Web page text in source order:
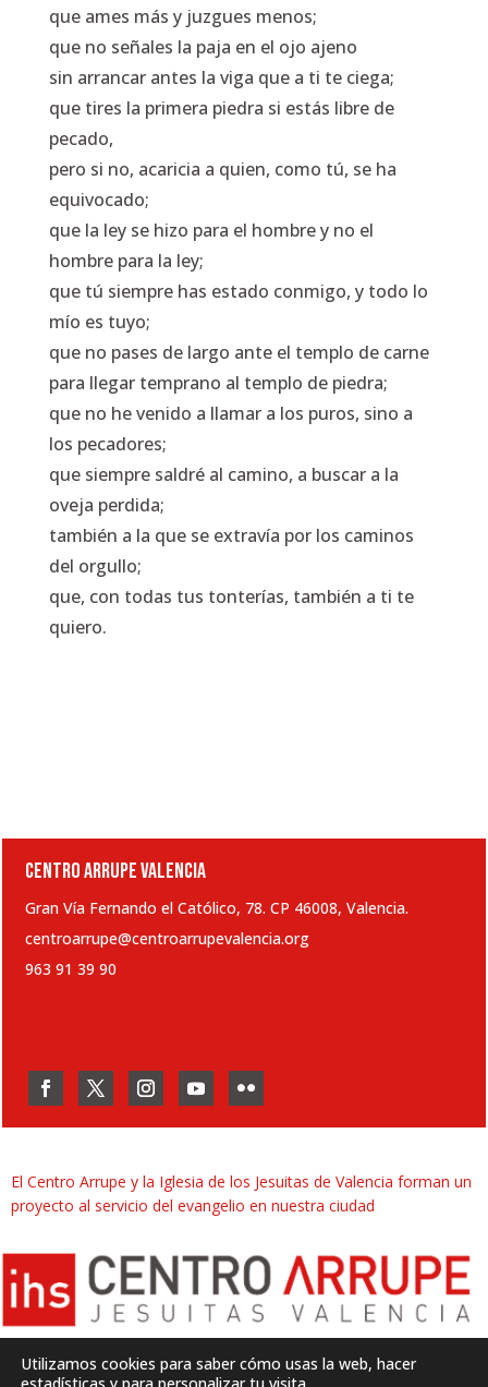
que ames más y juzgues menos;
que no señales la paja en el ojo ajeno
sin arrancar antes la viga que a ti te ciega;
que tires la primera piedra si estás libre de
pecado,
pero si no, acaricia a quien, como tú, se ha
equivocado;
que la ley se hizo para el hombre y no el
hombre para la ley;
que tú siempre has estado conmigo, y todo lo
mío es tuyo;
que no pases de largo ante el templo de carne
para llegar temprano al templo de piedra;
que no he venido a llamar a los puros, sino a
los pecadores;
que siempre saldré al camino, a buscar a la
oveja perdida;
también a la que se extravía por los caminos
del orgullo;
que, con todas tus tonterías, también a ti te
quiero.
CENTRO ARRUPE VALENCIA
Gran Vía Fernando el Católico, 78. CP 46008, Valencia.
centroarrupe@centroarrupevalencia.org
963 91 39 90
El Centro Arrupe y la Iglesia de los Jesuitas de Valencia forman un
proyecto al servicio del evangelio en nuestra ciudad
Utilizamos cookies para saber cómo usas la web, hacer